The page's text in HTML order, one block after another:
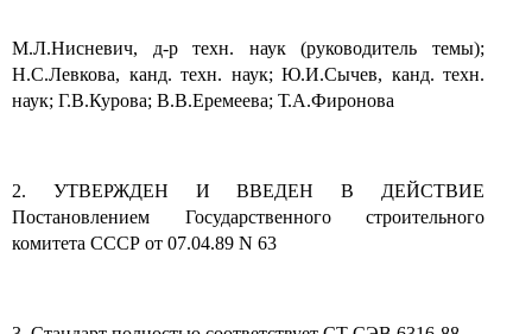
М.Л.Нисневич, д-р техн. наук (руководитель темы);
Н.С.Левкова, канд. техн. наук; Ю.И.Сычев, канд. техн.
наук; Г.В.Курова; В.В.Еремеева; Т.А.Фиронова
2. УТВЕРЖДЕН И ВВЕДЕН В ДЕЙСТВИЕ
Постановлением Государственного строительного
комитета СССР от 07.04.89 N 63